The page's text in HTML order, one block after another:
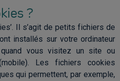
?
Il s’agit de petits fichiers de
installés sur votre ordinateur
vous visitez un site ou
Les fichiers cookies
qui permettent, par exemple,